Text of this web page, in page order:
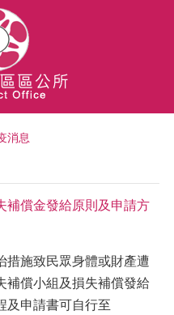
消息
補償金發給原則及申請方
措施致民眾身體或財產遭
補償小組及損失補償發給
及申請書可自行至